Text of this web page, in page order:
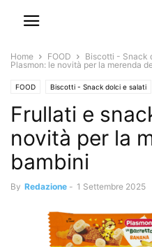
Home FOOD Biscotti - Snack
Plasmon: le novità per la merenda
FOOD Biscotti - Snack dolci e salati
Frullati e
novità per la
bambini
By Redazione - 1 Settembre 2025